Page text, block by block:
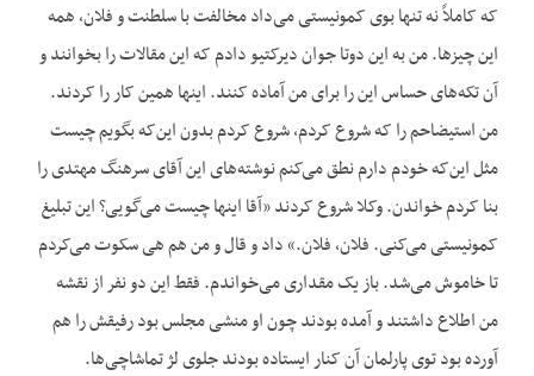
که کاملاً نه تنها بوی کمونیستی می‌داد مخالفت با سلطنت و فلان، همه
این چیزها. من به این دوتا جوان دیرکتیو دادم که این مقالات را بخوانند و
آن تکه‌های حساس این را برای من آماده کنند. اینها همین کار را کردند.
من استیضاحم را که شروع کردم، شروع کردم بدون این‌که بگویم چیست
مثل این‌که خودم دارم نطق می‌کنم نوشته‌های این آقای سرهنگ مهتدی را
بنا کردم خواندن. وکلا شروع کردند «آقا اینها چیست می‌گویی؟ این تبلیغ
کمونیستی می‌کنی. فلان، فلان.» داد و قال و من هم هی سکوت می‌کردم
تا خاموش می‌شد. باز یک مقداری می‌خواندم. فقط این دو نفر از نقشه
من اطلاع داشتند و آمده بودند چون او منشی مجلس بود رفیقش را هم
آورده بود توی پارلمان آن کنار ایستاده بودند جلوی لژ تماشاچی‌ها.